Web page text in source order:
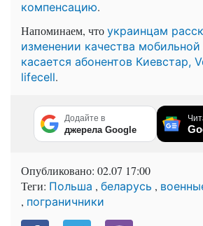
компенсацию.
Напоминаем, что украинцам
изменении качества
касается абонентов Киевстар,
lifecell.
Додайте в
джерела Google
Опубликовано: 02.07 17:00
Теги: Польша , беларусь ,
, пограничники